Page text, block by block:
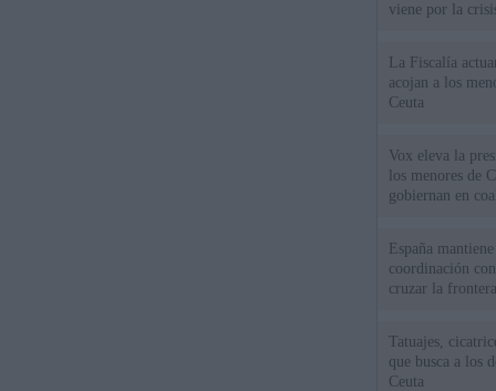
viene por la
La Fiscalía
acojan a los
Ceuta
Vox eleva la
los menores de
gobiernan en
España
coordinación
cruzar la
Tatuajes,
que busca a los
Ceuta